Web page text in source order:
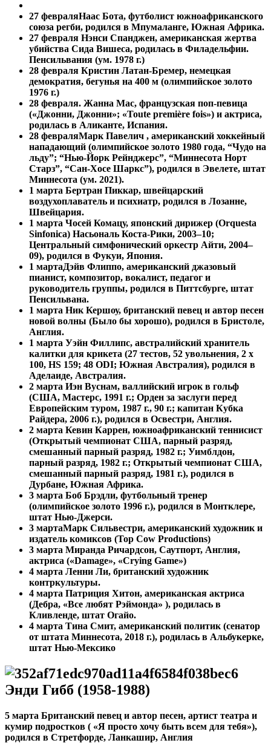
27 февраляНаас Бота, футболист южноафриканского
союза регби, родился в Мпумаланге, Южная Африка.
27 февраля Нэнси Спанджен, американская жертва
убийства Сида Вишеса, родилась в Филадельфии.
Пенсильвания (ум. 1978 г.)
28 февраля Кристин Латан-Бремер, немецкая
демократия, бегунья на 400 м (олимпийское золото
1976 г.)
28 февраля. Жанна Мас, французская поп-певица
(«Джонни, Джонни»; «Toute première fois») и актриса,
родилась в Аликанте, Испания.
28 февраляМарк Павелич , американский хоккейный
нападающий (олимпийское золото 1980 года, “Чудо на
льду”; “Нью-Йорк Рейнджерс”, “Миннесота Норт
Старз”, “Сан-Хосе Шаркс”), родился в Эвелете, штат
Миннесота (ум. 2021).
1 марта Бертран Пиккар, швейцарский
воздухоплаватель и психиатр, родился в Лозанне,
Швейцария.
1 марта Чосей Комацу, японский дирижер (Orquesta
Sinfonica) Насьональ Коста-Рики, 2003–10;
Центральный симфонический оркестр Айти, 2004–
09), родился в Фукуи, Япония.
1 мартаДэйв Флиппо, американский джазовый
пианист, композитор, вокалист, педагог и
руководитель группы, родился в Питтсбурге, штат
Пенсильвана.
1 марта Ник Кершоу, британский певец и автор песен
новой волны (Было бы хорошо), родился в Бристоле,
Англия.
1 марта Уэйн Филлипс, австралийский хранитель
калитки для крикета (27 тестов, 52 увольнения, 2 x
100, HS 159; 48 ODI; Южная Австралия), родился в
Аделаиде, Австралия.
2 марта Иэн Вуснам, валлийский игрок в гольф
(США, Мастерс, 1991 г.; Орден за заслуги перед
Европейским туром, 1987 г., 90 г.; капитан Кубка
Райдера, 2006 г.), родился в Освестри, Англия.
2 марта Кевин Каррен, южноафриканский теннисист
(Открытый чемпионат США, парный разряд,
смешанный парный разряд, 1982 г.; Уимблдон,
парный разряд, 1982 г.; Открытый чемпионат США,
смешанный парный разряд, 1981 г.), родился в
Дурбане, Южная Африка.
3 марта Боб Брэдли, футбольный тренер
(олимпийское золото 1996 г.), родился в Монтклере,
штат Нью-Джерси.
3 мартаМарк Сильвестри, американский художник и
издатель комиксов (Top Cow Productions)
3 марта Миранда Ричардсон, Саутпорт, Англия,
актриса («Damage», «Crying Game»)
4 марта Ленни Ли, британский художник
контркультуры.
4 марта Патриция Хитон, американская актриса
(Дебра, «Все любят Рэймонда» ), родилась в
Кливленде, штат Огайо.
4 марта Тина Смит, американский политик (сенатор
от штата Миннесота, 2018 г.), родилась в Альбукерке,
штат Нью-Мексико
Энди Гибб (1958-1988)
5 марта Британский певец и автор песен, артист театра и
кумир подростков ( «Я просто хочу быть всем для тебя»),
родился в Стретфорде, Ланкашир, Англия